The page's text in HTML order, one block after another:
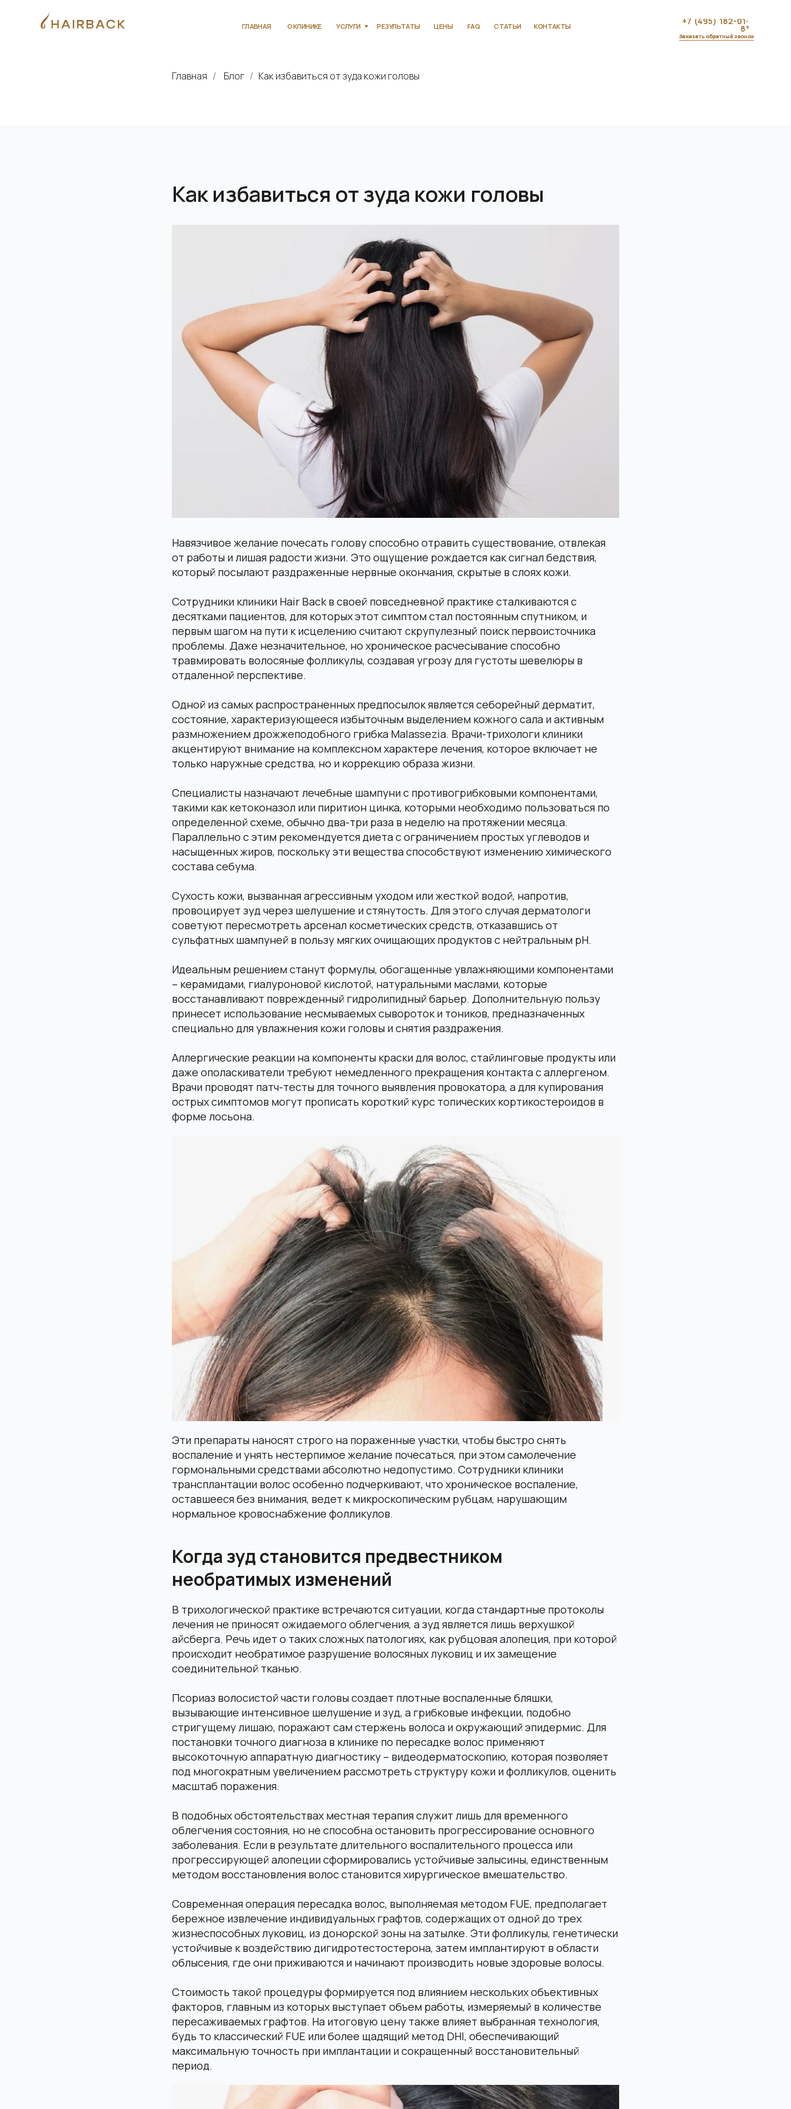
ГЛАВНАЯ О КЛИНИКЕ УСЛУГИ ЦЕНЫ FAQ СТАТЬИ КОНТАКТЫ
РЕЗУЛЬТАТЫ
Главная / Блог / Как избавиться от зуда кожи головы
Как избавиться от зуда кожи головы
Навязчивое желание почесать голову способно отравить существование, отвлекая
от работы и лишая радости жизни. Это ощущение рождается как сигнал бедствия,
который посылают раздраженные нервные окончания, скрытые в слоях кожи.
Сотрудники клиники Hair Back в своей повседневной практике сталкиваются с
десятками пациентов, для которых этот симптом стал постоянным спутником, и
первым шагом на пути к исцелению считают скрупулезный поиск первоисточника
проблемы. Даже незначительное, но хроническое расчесывание способно
травмировать волосяные фолликулы, создавая угрозу для густоты шевелюры в
отдаленной перспективе.
Одной из самых распространенных предпосылок является себорейный дерматит,
состояние, характеризующееся избыточным выделением кожного сала и активным
размножением дрожжеподобного грибка Malassezia. Врачи-трихологи клиники
акцентируют внимание на комплексном характере лечения, которое включает не
только наружные средства, но и коррекцию образа жизни.
Специалисты назначают лечебные шампуни с противогрибковыми компонентами,
такими как кетоконазол или пиритион цинка, которыми необходимо пользоваться по
определенной схеме, обычно два-три раза в неделю на протяжении месяца.
Параллельно с этим рекомендуется диета с ограничением простых углеводов и
насыщенных жиров, поскольку эти вещества способствуют изменению химического
состава себума.
Сухость кожи, вызванная агрессивным уходом или жесткой водой, напротив,
провоцирует зуд через шелушение и стянутость. Для этого случая дерматологи
советуют пересмотреть арсенал косметических средств, отказавшись от
сульфатных шампуней в пользу мягких очищающих продуктов с нейтральным pH.
Идеальным решением станут формулы, обогащенные увлажняющими компонентами
– керамидами, гиалуроновой кислотой, натуральными маслами, которые
восстанавливают поврежденный гидролипидный барьер. Дополнительную пользу
принесет использование несмываемых сывороток и тоников, предназначенных
специально для увлажнения кожи головы и снятия раздражения.
Аллергические реакции на компоненты краски для волос, стайлинговые продукты или
даже ополаскиватели требуют немедленного прекращения контакта с аллергеном.
Врачи проводят патч-тесты для точного выявления провокатора, а для купирования
острых симптомов могут прописать короткий курс топических кортикостероидов в
форме лосьона.
Эти препараты наносят строго на пораженные участки, чтобы быстро снять
воспаление и унять нестерпимое желание почесаться, при этом самолечение
гормональными средствами абсолютно недопустимо. Сотрудники клиники
трансплантации волос особенно подчеркивают, что хроническое воспаление,
оставшееся без внимания, ведет к микроскопическим рубцам, нарушающим
нормальное кровоснабжение фолликулов.
Когда зуд становится предвестником
необратимых изменений
В трихологической практике встречаются ситуации, когда стандартные протоколы
лечения не приносят ожидаемого облегчения, а зуд является лишь верхушкой
айсберга. Речь идет о таких сложных патологиях, как рубцовая алопеция, при которой
происходит необратимое разрушение волосяных луковиц и их замещение
соединительной тканью.
Псориаз волосистой части головы создает плотные воспаленные бляшки,
вызывающие интенсивное шелушение и зуд, а грибковые инфекции, подобно
стригущему лишаю, поражают сам стержень волоса и окружающий эпидермис. Для
постановки точного диагноза в клинике по пересадке волос применяют
высокоточную аппаратную диагностику – видеодерматоскопию, которая позволяет
под многократным увеличением рассмотреть структуру кожи и фолликулов, оценить
масштаб поражения.
В подобных обстоятельствах местная терапия служит лишь для временного
облегчения состояния, но не способна остановить прогрессирование основного
заболевания. Если в результате длительного воспалительного процесса или
прогрессирующей алопеции сформировались устойчивые залысины, единственным
методом восстановления волос становится хирургическое вмешательство.
Современная операция пересадка волос, выполняемая методом FUE, предполагает
бережное извлечение индивидуальных графтов, содержащих от одной до трех
жизнеспособных луковиц, из донорской зоны на затылке. Эти фолликулы, генетически
устойчивые к воздействию дигидротестостерона, затем имплантируют в области
облысения, где они приживаются и начинают производить новые здоровые волосы.
Стоимость такой процедуры формируется под влиянием нескольких объективных
факторов, главным из которых выступает объем работы, измеряемый в количестве
пересаживаемых графтов. На итоговую цену также влияет выбранная технология,
будь то классический FUE или более щадящий метод DHI, обеспечивающий
максимальную точность при имплантации и сокращенный восстановительный
период.